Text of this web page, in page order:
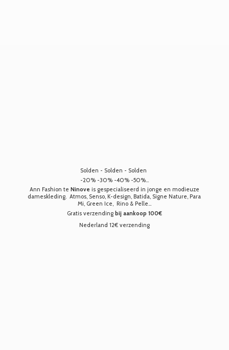
Solden - Solden - Solden
-20% -30% -40% -50%...
Ann Fashion te Ninove is gespecialiseerd in jonge en modieuze
dameskleding. Atmos, Senso, K-design, Batida, Signe Nature, Para
Mi, Green Ice, Rino & Pelle...
Gratis verzending bij aankoop 100€
Nederland 12€ verzending